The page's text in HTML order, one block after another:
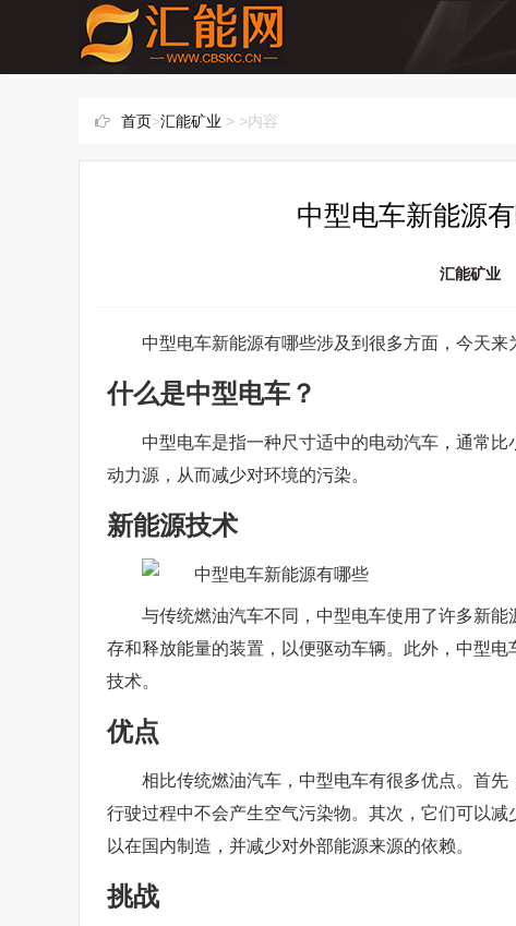
首页>汇能矿业 > >内容
中型电车新能源
汇能矿业
中型电车新能源有哪些涉及到很多方面，今天
什么是中型电车？
中型电车是指一种尺寸适中的电动汽车，通常
动力源，从而减少对环境的污染。
新能源技术
与传统燃油汽车不同，中型电车使用了许多新
存和释放能量的装置，以便驱动车辆。此外，中型
技术。
优点
相比传统燃油汽车，中型电车有很多优点。首
行驶过程中不会产生空气污染物。其次，它们可以
以在国内制造，并减少对外部能源来源的依赖。
挑战